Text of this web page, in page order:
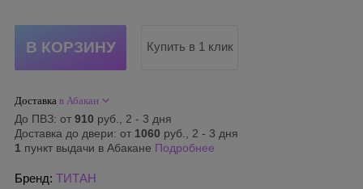
Купить в 1 клик
Доставка в Абакан
До ПВЗ: от 910 руб., 2 - 3 дня
Доставка до двери: от 1060 руб., 2 - 3 дня
1 пункт выдачи в Абакане Подробнее
Бренд: ТИТАН